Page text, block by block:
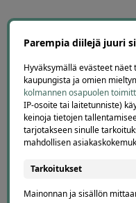
Parempia diilejä juuri
Hyväksymällä evästeet
kaupungista ja omien
kolmannen osapuolen
IP-osoite tai laitetunniste)
keinoja tietojen
tarjotakseen sinulle
mahdollisen
Tarkoitukset
Mainonnan ja sisällön